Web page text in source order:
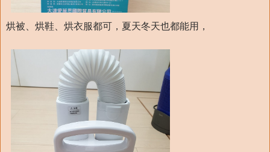
烘被、烘鞋、烘衣服都可，夏天冬天也都能用，